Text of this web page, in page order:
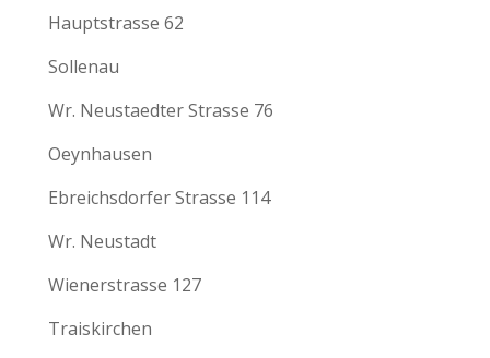
Hauptstrasse 62
Sollenau
Wr. Neustaedter Strasse 76
Oeynhausen
Ebreichsdorfer Strasse 114
Wr. Neustadt
Wienerstrasse 127
Traiskirchen